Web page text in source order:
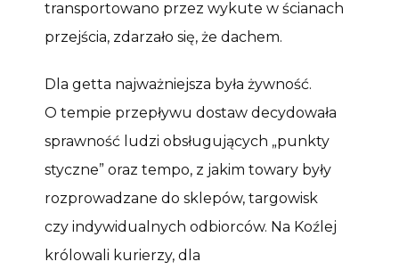
transportowano przez wykute w ścianach
przejścia, zdarzało się, że dachem.
Dla getta najważniejsza była żywność.
O tempie przepływu dostaw decydowała
sprawność ludzi obsługujących „punkty
styczne” oraz tempo, z jakim towary były
rozprowadzane do sklepów, targowisk
czy indywidualnych odbiorców. Na Koźlej
królowali kurierzy, dla